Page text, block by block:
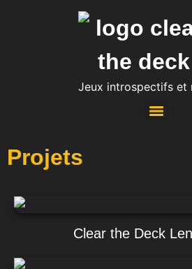
Jeux introspectifs et
Projets
Clear the Deck